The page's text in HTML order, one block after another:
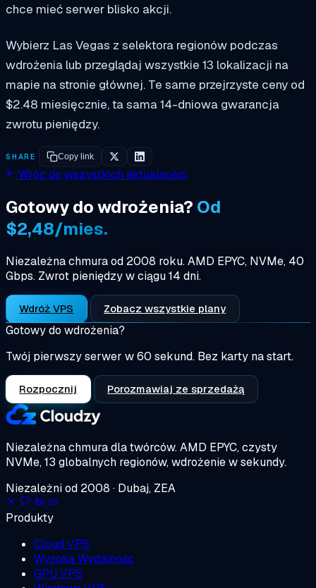
chce mieć serwer blisko akcji.
Wybierz Las Vegas z selektora regionów podczas
wdrożenia lub przeglądaj wszystkie 13 lokalizacji na
mapie na stronie głównej. Te same przejrzyste ceny od
$2.48 miesięcznie, ta sama 14-dniowa gwarancja
zwrotu pieniędzy.
SHARE Copy link
Wróć do wszystkich aktualności
Gotowy do wdrożenia? Od
$2,48/mies.
Niezależna chmura od 2008 roku. AMD EPYC, NVMe, 40
Gbps. Zwrot pieniędzy w ciągu 14 dni.
Wdróż VPS Zobacz wszystkie plany
Gotowy do wdrożenia?
Twój pierwszy serwer w 60 sekund. Bez karty na start.
Rozpocznij Porozmawiaj ze sprzedażą
Niezależna chmura dla twórców.AMD EPYC, czysty
NVMe, 13 globalnych regionów, wdrożenie w sekundy.
Niezależni od 2008 · Dubaj, ZEA
Produkty
Cloud VPS
Wysoka Wydajność
GPU VPS